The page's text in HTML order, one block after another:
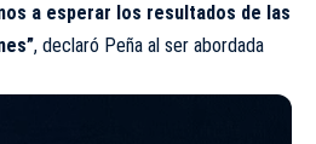
a esperar los resultados de las
, declaró Peña al ser abordada